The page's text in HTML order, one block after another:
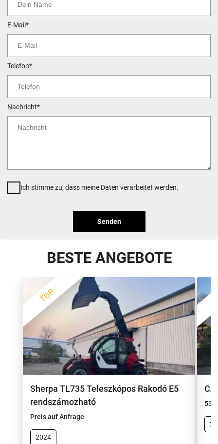
E-Mail*
Telefon*
Nachricht*
Ich stimme zu, dass meine Daten verarbeitet werden.
Senden
BESTE ANGEBOTE
TOP
Sherpa TL735 Teleszkópos Rakodó E5
rendszámozható
Preis auf Anfrage
2024